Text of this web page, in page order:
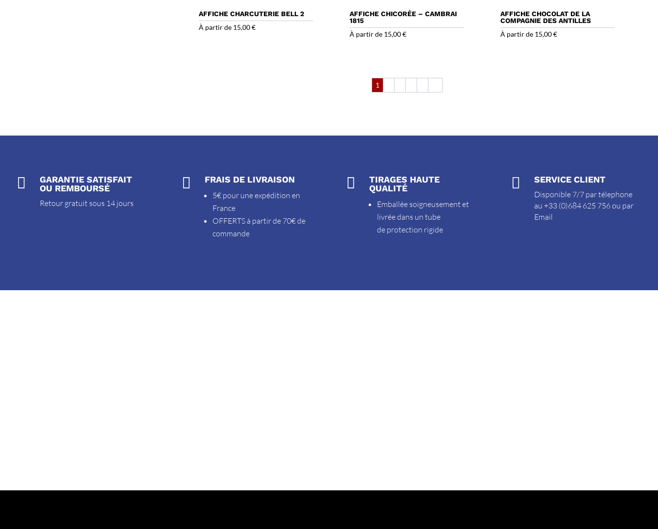
AFFICHE CHARCUTERIE BELL 2
À partir de 15,00€
AFFICHE CHICORÉE – CAMBRAI
1815
À partir de 15,00€
AFFICHE CHOCOLAT DE LA
COMPAGNIE DES ANTILLES
À partir de 15,00€
1

GARANTIE SATISFAIT
OU REMBOURSÉ
Retour gratuit sous 14 jours
 FRAIS DE LIVRAISON
5€ pour une expédition en
France
OFFERTS à partir de 70€ de
commande

TIRAGES HAUTE
QUALITÉ
Emballée soigneusement et
livrée dans un tube
de protection rigide
 SERVICE CLIENT
Disponible 7/7 par télephone
au +33 (0)684 625 756 ou par
Email